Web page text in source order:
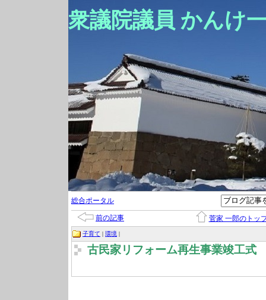
衆議院議員 かんけ
総合ポータル
前の記事 菅家 一郎のトッ
子育て | 環境 |
古民家リフォーム再生事業竣工式